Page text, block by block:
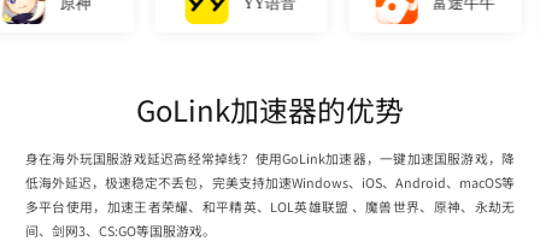
GoLink加速器的优势
身在海外玩国服游戏延迟高经常掉线？使用GoLink加速器，一键加速国服游戏，降
低海外延迟，极速稳定不丢包，完美支持加速Windows、iOS、Android、macOS等
多平台使用，加速王者荣耀、和平精英、LOL英雄联盟 、魔兽世界、原神、永劫无
间、剑网3、CS:GO等国服游戏。